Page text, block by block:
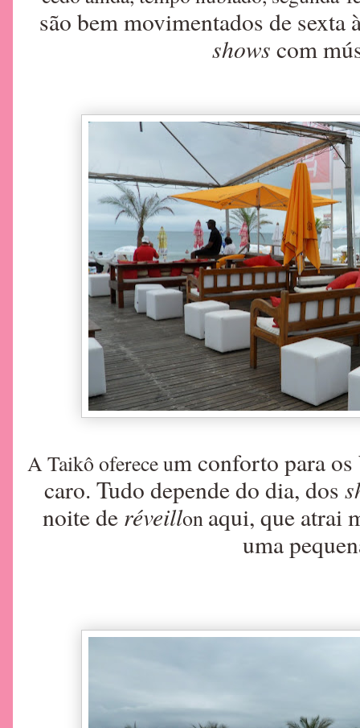
são bem movimentados de sexta
shows com
ATaikô oferece um conforto para
caro. Tudo depende do dia, dos
noite de réveillon aqui, que atrai
uma